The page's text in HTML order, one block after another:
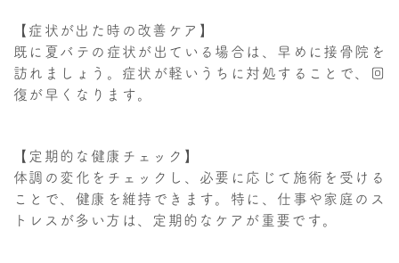
【症状が出た時の改善ケア】
既に夏バテの症状が出ている場合は、早めに接骨院を
訪れましょう。症状が軽いうちに対処することで、回
復が早くなります。
【定期的な健康チェック】
体調の変化をチェックし、必要に応じて施術を受ける
ことで、健康を維持できます。特に、仕事や家庭のス
トレスが多い方は、定期的なケアが重要です。